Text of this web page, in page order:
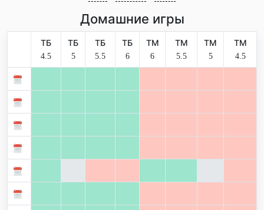
Домашние игры
ТБ
4.5
ТБ
5
ТБ
5.5
ТБ
6
ТМ
6
ТМ
5.5
ТМ
5
ТМ
4.5